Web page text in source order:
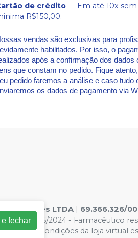
de crédito - Em até 10x
R$150,00.
vendas são exclusivas para
habilitados. Por isso, o
após a confirmação dos dados
que constam no pedido. Fique
pedido faremos a análise e caso tudo
os dados de pagamento via
LTDA | 69.366.326/
2024 - Farmacêutico
preços e condições da loja virtual
fechar